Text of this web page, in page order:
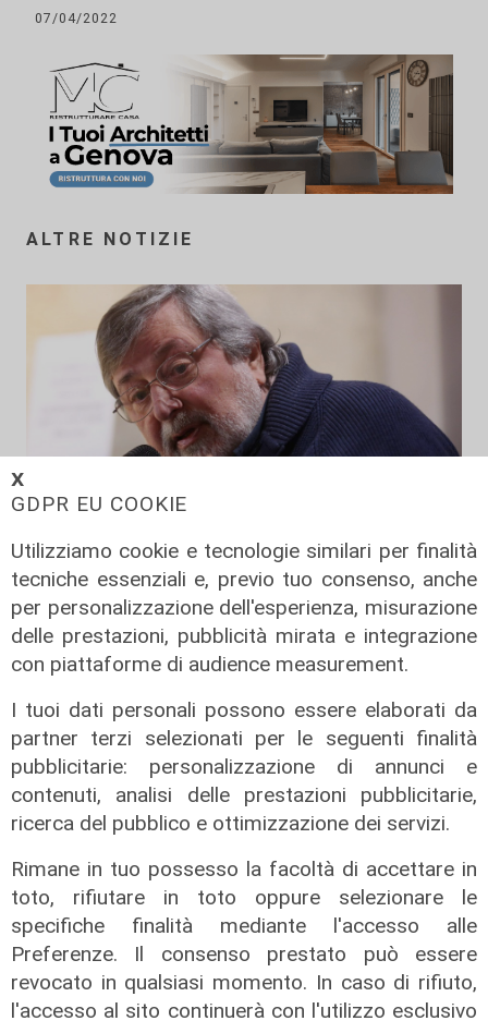
𝗫
GDPR EU COOKIE
Utilizziamo cookie e tecnologie similari per finalità
tecniche essenziali e, previo tuo consenso, anche
per personalizzazione dell'esperienza, misurazione
delle prestazioni, pubblicità mirata e integrazione
con piattaforme di audience measurement.
I tuoi dati personali possono essere elaborati da
partner terzi selezionati per le seguenti finalità
pubblicitarie: personalizzazione di annunci e
contenuti, analisi delle prestazioni pubblicitarie,
ricerca del pubblico e ottimizzazione dei servizi.
Rimane in tuo possesso la facoltà di accettare in
toto, rifiutare in toto oppure selezionare le
specifiche finalità mediante l'accesso alle
Preferenze. Il consenso prestato può essere
revocato in qualsiasi momento. In caso di rifiuto,
l'accesso al sito continuerà con l'utilizzo esclusivo
07/04/2022
ALTRE NOTIZIE
Mondo della musica in lutto, è
morto Francesco Guccini
di F.S.
La rassegna